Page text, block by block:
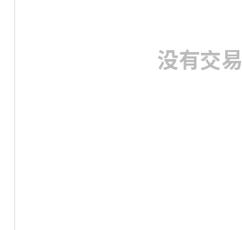
没有交易